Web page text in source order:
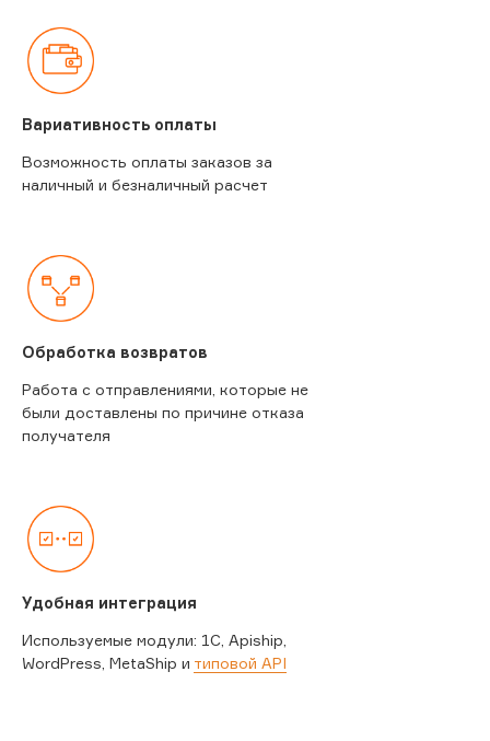
Вариативность оплаты
Возможность оплаты заказов за
наличный и безналичный расчет
Обработка возвратов
Работа с отправлениями, которые не
были доставлены по причине отказа
получателя
Удобная интеграция
Используемые модули: 1C, Apiship,
WordPress, MetaShip и типовой API